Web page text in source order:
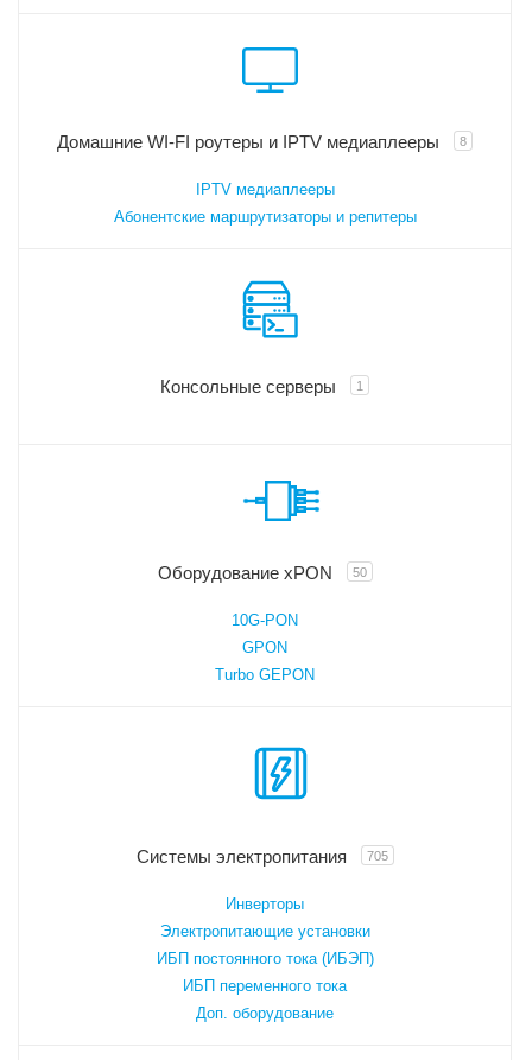
Домашние WI-FI роутеры и IPTV медиаплееры 8
IPTV медиаплееры
Абонентские маршрутизаторы и репитеры
Консольные серверы 1
Оборудование xPON 50
10G-PON
GPON
Turbo GEPON
Системы электропитания 705
Инверторы
Электропитающие установки
ИБП постоянного тока (ИБЭП)
ИБП переменного тока
Доп. оборудование